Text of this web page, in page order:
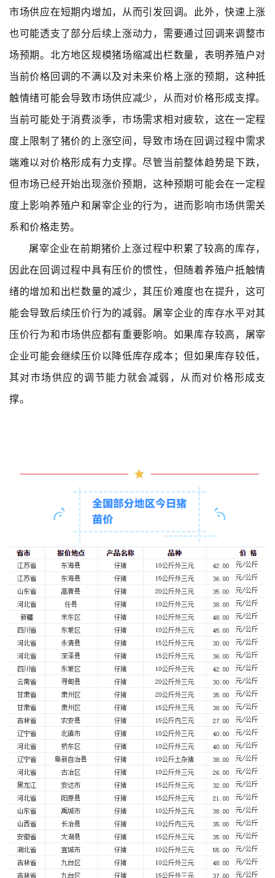
市场供应在短期内增加，从而引发回调。此外，快速上涨
也可能透支了部分后续上涨动力，需要通过回调来调整市
场预期。北方地区规模猪场缩减出栏数量，表明养殖户对
当前价格回调的不满以及对未来价格上涨的预期，这种抵
触情绪可能会导致市场供应减少，从而对价格形成支撑。
当前可能处于消费淡季，市场需求相对疲软，这在一定程
度上限制了猪价的上涨空间，导致市场在回调过程中需求
端难以对价格形成有力支撑。尽管当前整体趋势是下跌，
但市场已经开始出现涨价预期，这种预期可能会在一定程
度上影响养殖户和屠宰企业的行为，进而影响市场供需关
系和价格走势。
屠宰企业在前期猪价上涨过程中积累了较高的库存，
因此在回调过程中具有压价的惯性，但随着养殖户抵触情
绪的增加和出栏数量的减少，其压价难度也在提升，这可
能会导致后续压价行为的减弱。屠宰企业的库存水平对其
压价行为和市场供应都有重要影响。如果库存较高，屠宰
企业可能会继续压价以降低库存成本；但如果库存较低，
其对市场供应的调节能力就会减弱，从而对价格形成支
撑。